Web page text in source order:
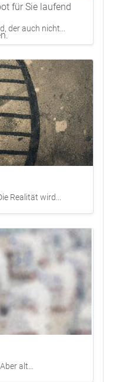
der auch nicht...
Realität wird...
alt...
für Sie laufend